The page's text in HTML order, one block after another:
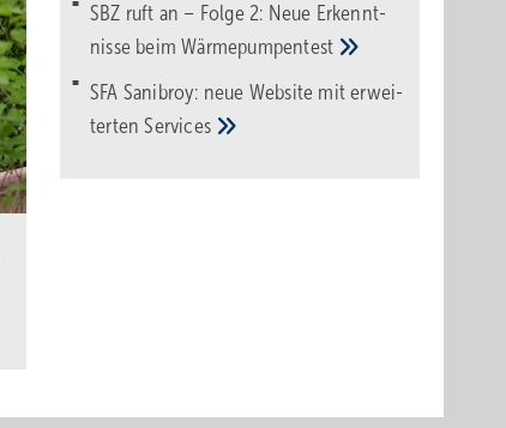
SBZ ruft an – Folge 2: Neue Erkennt­
nisse beimWärme­pumpen­test
SFA Sanibroy: neue Web­site mit erwei­
tertenServices